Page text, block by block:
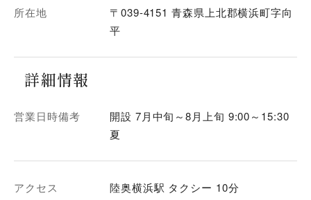
所在地
〒039-4151 青森県上北郡横浜町字向
平
詳細情報
営業日時備考
開設 7月中旬～8月上旬 9:00～15:30
夏
アクセス 陸奥横浜駅 タクシー 10分